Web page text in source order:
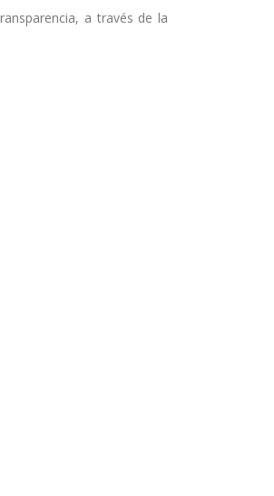
a través de la